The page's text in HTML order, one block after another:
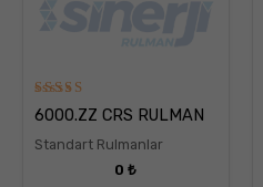
5
üzerinden
oy aldı
6000.ZZ CRS RULMAN
Standart Rulmanlar
0₺